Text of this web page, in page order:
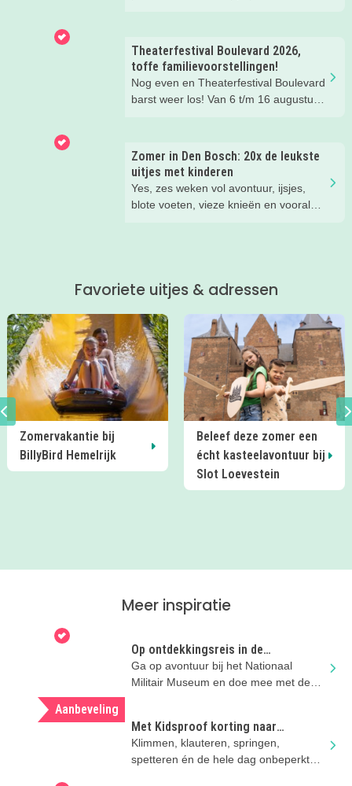
dus alle reden om nog een keer te
het hele gezin. In het water, op het
strand, in de speeltuin of in het gras!
Tijd om lekker aftekoelen in het
zwemwater.
Theaterfestival Boulevard 2026,
toffe familievoorstellingen!
Nog even en Theaterfestival Boulevard
barst weer los! Van 6 t/m 16 augustus
jeugdvoorstellingen, creatieve
workshops, straattheater en het
gezellige familieplein IK MAAK MEE.
Omdat er iedere dag zoveel te beleven
is, hebben wij de leukste tips per dag
Zomer in Den Bosch: 20x de leukste
uitjes met kinderen
Yes, zes weken vol avontuur, ijsjes,
blote voeten, vieze knieën en vooral
voor je verzameld.
Favoriete uitjes & adressen
Beleef deze zomer een
écht kasteelavontuur bij
Slot Loevestein
Zelf de klokken luiden in
de Sint-Jan? Dat kan!
Meer inspiratie
Op ontdekkingsreis in de
zomervakantie
Ga op avontuur bij het Nationaal
Militair Museum en doe mee met de
Aanbeveling
Met Kidsproof korting naar
Duinoord in Helvoirt
Klimmen, klauteren, springen,
spetteren én de hele dag onbeperkt